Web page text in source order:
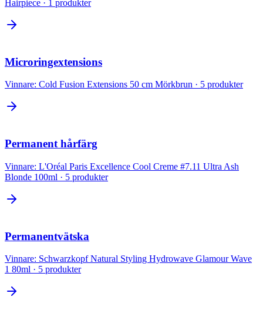
Hairpiece · 1 produkter
Microringextensions
Vinnare: Cold Fusion Extensions 50 cm Mörkbrun · 5 produkter
Permanent hårfärg
Vinnare: L'Oréal Paris Excellence Cool Creme #7.11 Ultra Ash
Blonde 100ml · 5 produkter
Permanentvätska
Vinnare: Schwarzkopf Natural Styling Hydrowave Glamour Wave
1 80ml · 5 produkter